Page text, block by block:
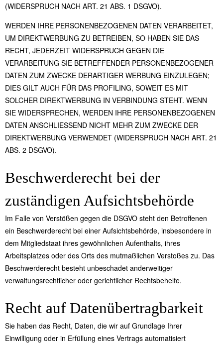
(WIDERSPRUCH NACH ART. 21 ABS. 1 DSGVO).
WERDEN IHRE PERSONENBEZOGENEN DATEN VERARBEITET,
UM DIREKTWERBUNG ZU BETREIBEN, SO HABEN SIE DAS
RECHT, JEDERZEIT WIDERSPRUCH GEGEN DIE
VERARBEITUNG SIE BETREFFENDER PERSONENBEZOGENER
DATEN ZUM ZWECKE DERARTIGER WERBUNG EINZULEGEN;
DIES GILT AUCH FÜR DAS PROFILING, SOWEIT ES MIT
SOLCHER DIREKTWERBUNG IN VERBINDUNG STEHT. WENN
SIE WIDERSPRECHEN, WERDEN IHRE PERSONENBEZOGENEN
DATEN ANSCHLIESSEND NICHT MEHR ZUM ZWECKE DER
DIREKTWERBUNG VERWENDET (WIDERSPRUCH NACH ART. 21
ABS. 2 DSGVO).
Beschwerde­recht bei der
zuständigen Aufsichts­behörde
Im Falle von Verstößen gegen die DSGVO steht den Betroffenen
ein Beschwerderecht bei einer Aufsichtsbehörde, insbesondere in
dem Mitgliedstaat ihres gewöhnlichen Aufenthalts, ihres
Arbeitsplatzes oder des Orts des mutmaßlichen Verstoßes zu. Das
Beschwerderecht besteht unbeschadet anderweitiger
verwaltungsrechtlicher oder gerichtlicher Rechtsbehelfe.
Recht auf Daten­übertrag­barkeit
Sie haben das Recht, Daten, die wir auf Grundlage Ihrer
Einwilligung oder in Erfüllung eines Vertrags automatisiert